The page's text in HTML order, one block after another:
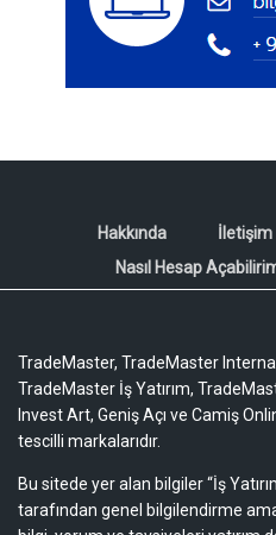
Hakkında İletişim
Nasıl Hesap
TradeMaster, TradeMaster
TradeMaster İş Yatırım,
Invest Art, Geniş Açı ve Camiş
tescilli markalarıdır.
Bu sitede yer alan bilgiler “İş
tarafından genel bilgilendirme